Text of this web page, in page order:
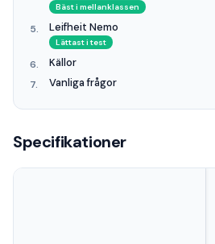
Specifikationer
Bäst i mellanklassen
Leifheit Nemo
Lättast i test
Källor
Vanliga frågor